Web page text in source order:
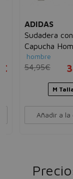
ADIDAS
Sudadera con
Capucha
Adidas Giant
hombre
54,95€
M
Añadir a la